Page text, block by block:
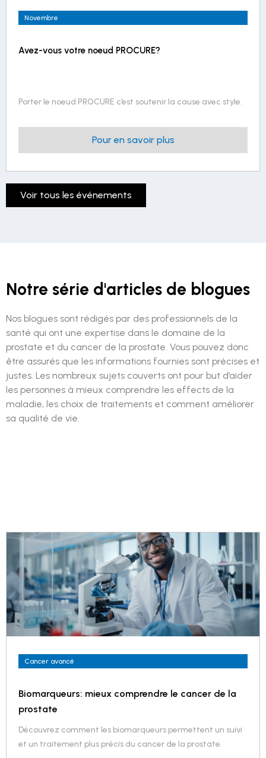
Novembre
Avez-vous votre noeud PROCURE?
Porter le noeud PROCURE c’est soutenir la cause avec style.
Pour en savoir plus
Voir tous les événements
Notre série d'articles de blogues
Nos blogues sont rédigés par des professionnels de la
santé qui ont une expertise dans le domaine de la
prostate et du cancer de la prostate. Vous pouvez donc
être assurés que les informations fournies sont précises et
justes. Les nombreux sujets couverts ont pour but d’aider
les personnes à mieux comprendre les effects de la
maladie, les choix de traitements et comment améliorer
sa qualité de vie.
Cancer avancé
Biomarqueurs: mieux comprendre le cancer de la
prostate
Découvrez comment les biomarqueurs permettent un suivi
et un traitement plus précis du cancer de la prostate.